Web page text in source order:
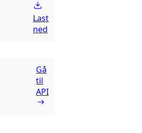
Last
ned
Gå
til
API